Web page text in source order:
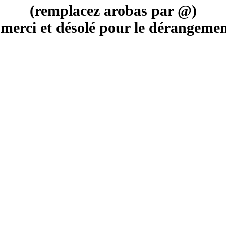
(remplacez arobas par @)
et désolé pour le